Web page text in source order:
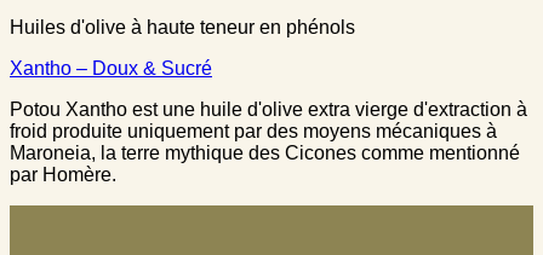
Huiles d'olive à haute teneur en phénols
Xantho – Doux & Sucré
Potou Xantho est une huile d'olive extra vierge d'extraction à
froid produite uniquement par des moyens mécaniques à
Maroneia, la terre mythique des Cicones comme mentionné
par Homère.